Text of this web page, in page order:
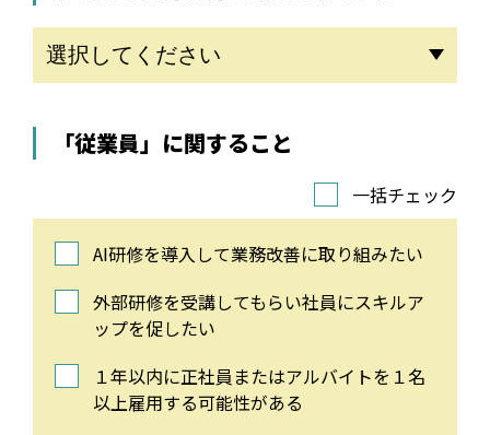
「従業員」に関すること
一括チェック
AI研修を導入して業務改善に取り組みたい
外部研修を受講してもらい社員にスキルア
ップを促したい
１年以内に正社員またはアルバイトを１名
以上雇用する可能性がある